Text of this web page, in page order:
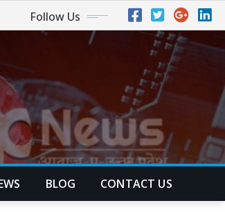
Follow Us
BLOG CONTACT US